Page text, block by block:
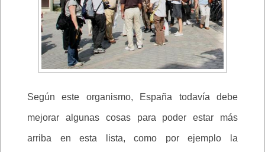
Según este organismo, España todavía debe
mejorar algunas cosas para poder estar más
arriba en esta lista, como por ejemplo la